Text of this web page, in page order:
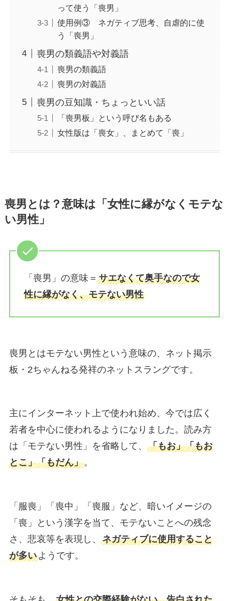
って使う「喪男」
使用例③ ネガティブ思考、自虐的に使
う「喪男」
喪男の類義語や対義語
喪男の類義語
喪男の対義語
喪男の豆知識・ちょっといい話
「喪男板」という呼び名もある
女性版は「喪女」、まとめて「喪」
喪男とは？意味は「女性に縁がなくモテな
い男性」
「喪男」の意味＝ サエなくて奥手なので女
性に縁がなく、モテない男性
喪男とはモテない男性という意味の、ネット掲示
板・2ちゃんねる発祥のネットスラングです。
主にインターネット上で使われ始め、今では広く
若者を中心に使われるようになりました。読み方
は「モテない男性」を省略して、 「もお」「もお
とこ」「もだん」。
「服喪」「喪中」「喪服」など、暗いイメージの
「喪」という漢字を当て、モテないことへの残念
さ、悲哀等を表現し、 ネガティブに使用すること
が多いようです。